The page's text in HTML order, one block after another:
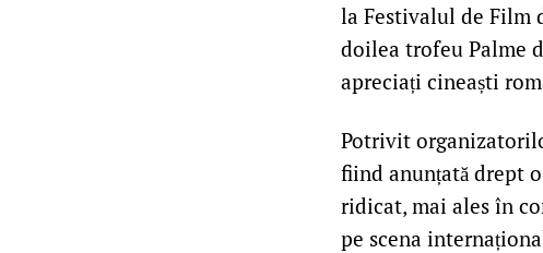
la Festivalul de Film
doilea trofeu Palme
apreciați cineaști
Potrivit
fiind anunțată drept
ridicat, mai ales în
pe scena